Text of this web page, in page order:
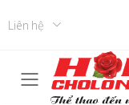
Liên hệ
Toggle